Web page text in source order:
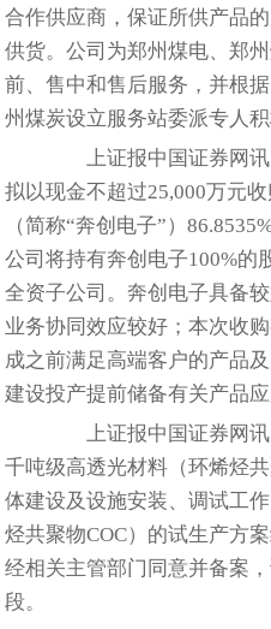
合作供应商，保证所供产品
供货。公司为郑州煤电、郑
前、售中和售后服务，并根
州煤炭设立服务站委派专人
上证报中国证券网讯
拟以现金不超过25,000万元
（简称“奔创电子”）
公司将持有奔创电子100%的
全资子公司。奔创电子具备
业务协同效应较好；本次收
成之前满足高端客户的产品
建设投产提前储备有关产品
上证报中国证券网讯
千吨级高透光材料（环烯烃
体建设及设施安装、调试工
烃共聚物COC）的试生产方
经相关主管部门同意并备案
段。